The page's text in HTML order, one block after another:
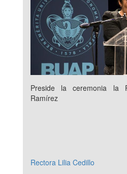
Preside la ceremonia la
Ramírez
Rectora Lilia Cedillo